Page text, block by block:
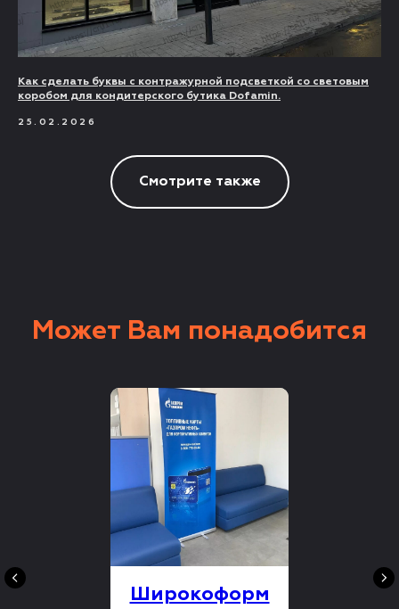
Как сделать буквы с контражурной подсветкой со световым
коробом для кондитерского бутика Dofamin.
25.02.2026
Смотрите также
Может Вам понадобится
Широкоформ